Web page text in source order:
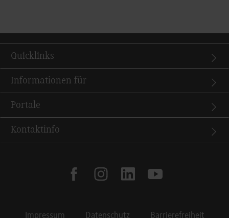
Quicklinks
Informationen für
Portale
Kontaktinfo
facebookinstagramlinkedin youtube